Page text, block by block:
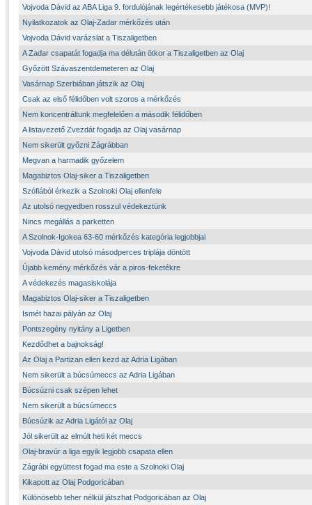
Vojvoda Dávid az ABA Liga 9. fordulójának legértékesebb játékosa (MVP)!
Nyilatkozatok az Olaj-Zadar mérkőzés után
Vojvoda Dávid varázslat a Tiszaligetben
A Zadar csapatát fogadja ma délután ötkor a Tiszaligetben az Olaj
Győzött Szávaszentdemeteren az Olaj
Vasárnap Szerbiában játszik az Olaj
Csak az első félidőben volt szoros a mérkőzés
Nem koncentráltunk megfelelően a második félidőben
A listavezető Zvezdát fogadja az Olaj vasárnap
Nem sikerült győzni Zágrábban
Megvan a harmadik győzelem
Magabiztos Olaj-siker a Tiszaligetben
Szófiából érkezik a Szolnoki Olaj ellenfele
Az utolsó negyedben rosszul védekeztünk
Nincs megállás a parketten
A Szolnok-Igokea 63-60 mérkőzés kategória legjobbjai
Vojvoda Dávid utolsó másodperces triplája döntött
Újabb kemény mérkőzés vár a piros-feketékre
A védekezés magasiskolája
Magabiztos Olaj-siker a Tiszaligetben
Ismét hazai pályán az Olaj
Pontszegény nyitány a Ligetben
Kezdődhet a bajnokság!
Az Olaj a Partizan ellen kezd az Adria Ligában
Nem sikerült a búcsúmeccs az Adria Ligában
Búcsúzni csak szépen lehet
Nem sikerült a búcsúmeccs
Búcsúzik az Adria Ligától az Olaj
Jól sikerült az elmúlt heti két meccs
Olaj-bravúr a liga egyik legjobb csapata ellen
Zágrábi együttest fogad ma este a Szolnoki Olaj
Kikapott az Olaj Podgoricában
Különösebb teher nélkül játszhat Podgoricában az Olaj